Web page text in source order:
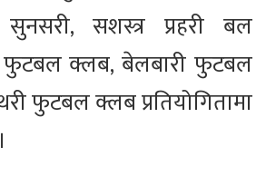
सशस्त्र प्रहरी बल
फुटबल क्लब, बेलबारी फुटबल
फुटबल क्लब प्रतियोगितामा